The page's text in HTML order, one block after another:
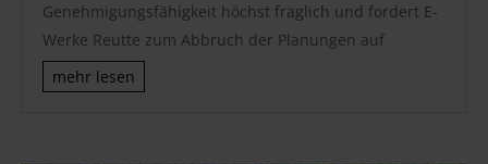
Genehmigungsfähigkeit höchst fraglich und fordert E-
Werke Reutte zum Abbruch der Planungen auf
mehr lesen